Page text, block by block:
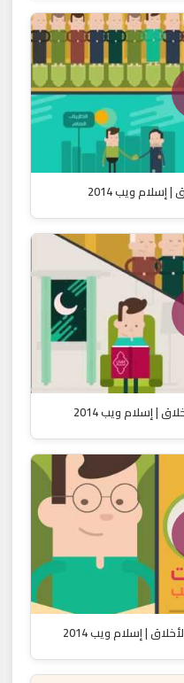
ويب 2014
| إسلام ويب 2014
| إسلام ويب 2014